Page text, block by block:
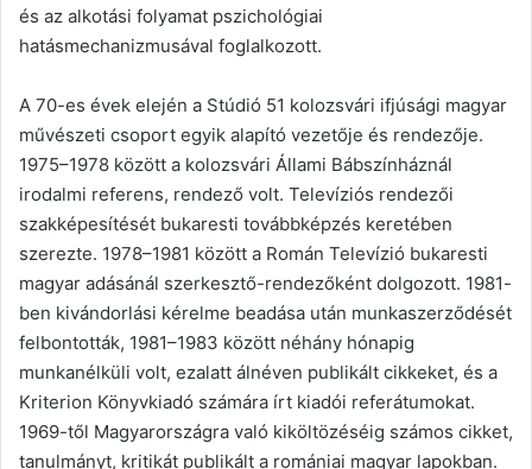
és az alkotási folyamat pszichológiai
hatásmechanizmusával foglalkozott.
A 70-es évek elején a Stúdió 51 kolozsvári ifjúsági magyar
művészeti csoport egyik alapító vezetője és rendezője.
1975–1978 között a kolozsvári Állami Bábszínháznál
irodalmi referens, rendező volt. Televíziós rendezői
szakképesítését bukaresti továbbképzés keretében
szerezte. 1978–1981 között a Román Televízió bukaresti
magyar adásánál szerkesztő-rendezőként dolgozott. 1981-
ben kivándorlási kérelme beadása után munkaszerződését
felbontották, 1981–1983 között néhány hónapig
munkanélküli volt, ezalatt álnéven publikált cikkeket, és a
Kriterion Könyvkiadó számára írt kiadói referátumokat.
1969-től Magyarországra való kiköltözéséig számos cikket,
tanulmányt, kritikát publikált a romániai magyar lapokban.